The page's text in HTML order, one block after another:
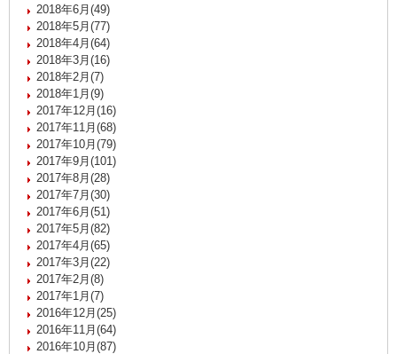
2018年6月(49)
2018年5月(77)
2018年4月(64)
2018年3月(16)
2018年2月(7)
2018年1月(9)
2017年12月(16)
2017年11月(68)
2017年10月(79)
2017年9月(101)
2017年8月(28)
2017年7月(30)
2017年6月(51)
2017年5月(82)
2017年4月(65)
2017年3月(22)
2017年2月(8)
2017年1月(7)
2016年12月(25)
2016年11月(64)
2016年10月(87)